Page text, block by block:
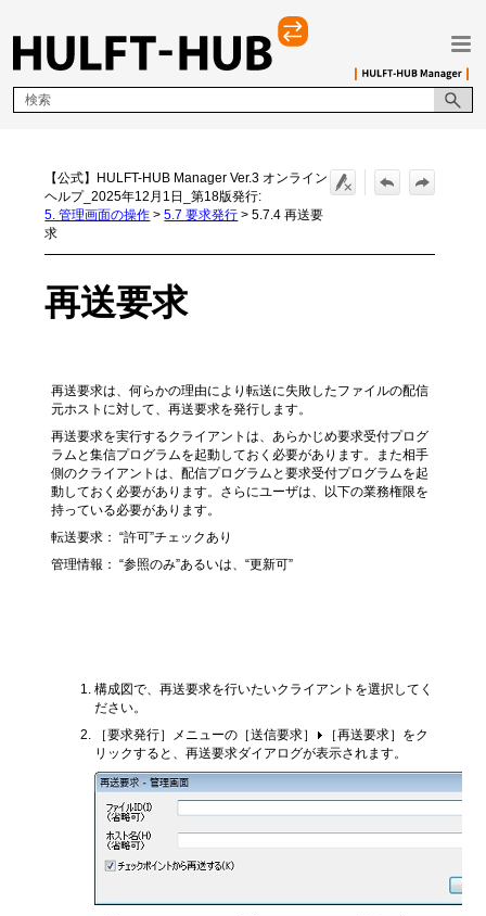
メイン コンテンツにスキップ
【公式】HULFT-HUB Manager Ver.3 オンライン
ヘルプ_2025年12月1日_第18版発行:
5. 管理画面の操作 >5.7 要求発行 >5.7.4 再送要
求
再送要求
再送要求は、何らかの理由により転送に失敗したファイルの配信
元ホストに対して、再送要求を発行します。
再送要求を実行するクライアントは、あらかじめ要求受付プログ
ラムと集信プログラムを起動しておく必要があります。また相手
側のクライアントは、配信プログラムと要求受付プログラムを起
動しておく必要があります。さらにユーザは、以下の業務権限を
持っている必要があります。
転送要求： “許可”チェックあり
管理情報： “参照のみ”あるいは、“更新可”
構成図で、再送要求を行いたいクライアントを選択してく
ださい。
［要求発行］メニューの［送信要求］
［再送要求］をク
リックすると、再送要求ダイアログが表示されます。